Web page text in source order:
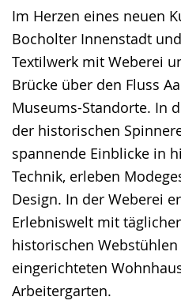
Im Herzen eines neuen
Bocholter Innenstadt
Textilwerk mit Weberei
Brücke über den Fluss
Museums-Standorte. In
der historischen
spannende Einblicke in
Technik, erleben
Design. In der Weberei
Erlebniswelt mit
historischen
eingerichteten
Arbeitergarten.
up
presenting
the
text
in
sign
language.